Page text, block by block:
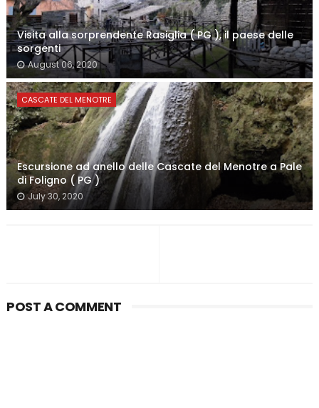
Visita alla sorprendente Rasiglia ( PG ), il paese delle
sorgenti
August 06, 2020
CASCATE DEL MENOTRE
Escursione ad anello delle Cascate del Menotre a Pale
di Foligno ( PG )
July 30, 2020
POST A COMMENT